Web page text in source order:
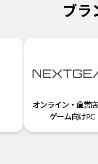
ブラ
オンライン・直営
ゲーム向けPC